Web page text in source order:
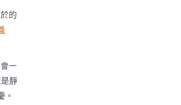
的
一
靜
。